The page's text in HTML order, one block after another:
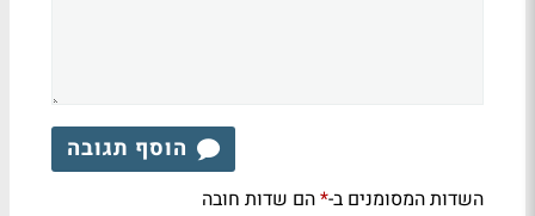
הוסף תגובה
השדות המסומנים ב-*הם שדות חובה